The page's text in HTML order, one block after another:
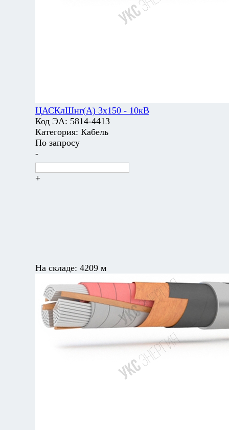
ЦАСКлШнг(А) 3х150 - 10кВ
Код ЭА: 5814-4413
Категория: Кабель
По запросу
-
+
На складе: 4209 м